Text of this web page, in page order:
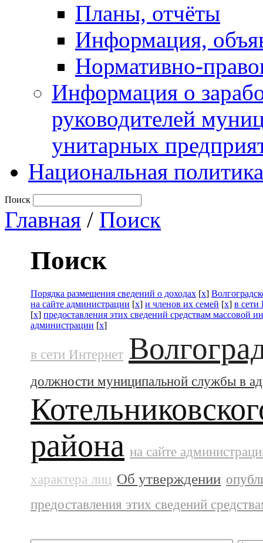
Планы, отчёты
Информация,
Нормативно-
Информация о
руководителей
унитарных
Национальная политика
Поиск
Главная / Поиск
Поиск
Порядка размещения сведений о доходах [x]
на сайте администрации [x] и членов их семей [x] в сети
[x] предоставления этих сведений средствам массовой
администрации [x]
в сети Интернет
должности муниципальной службы в
района на сайте
характера лиц Об утверждении
предоставления этих сведений